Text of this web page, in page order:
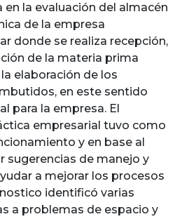
en la evaluación del almacén
de la empresa
donde se realiza recepción,
de la materia prima
elaboración de los
en este sentido
para la empresa. El
empresarial tuvo como
y en base al
sugerencias de manejo y
a mejorar los procesos
identificó varias
a problemas de espacio y